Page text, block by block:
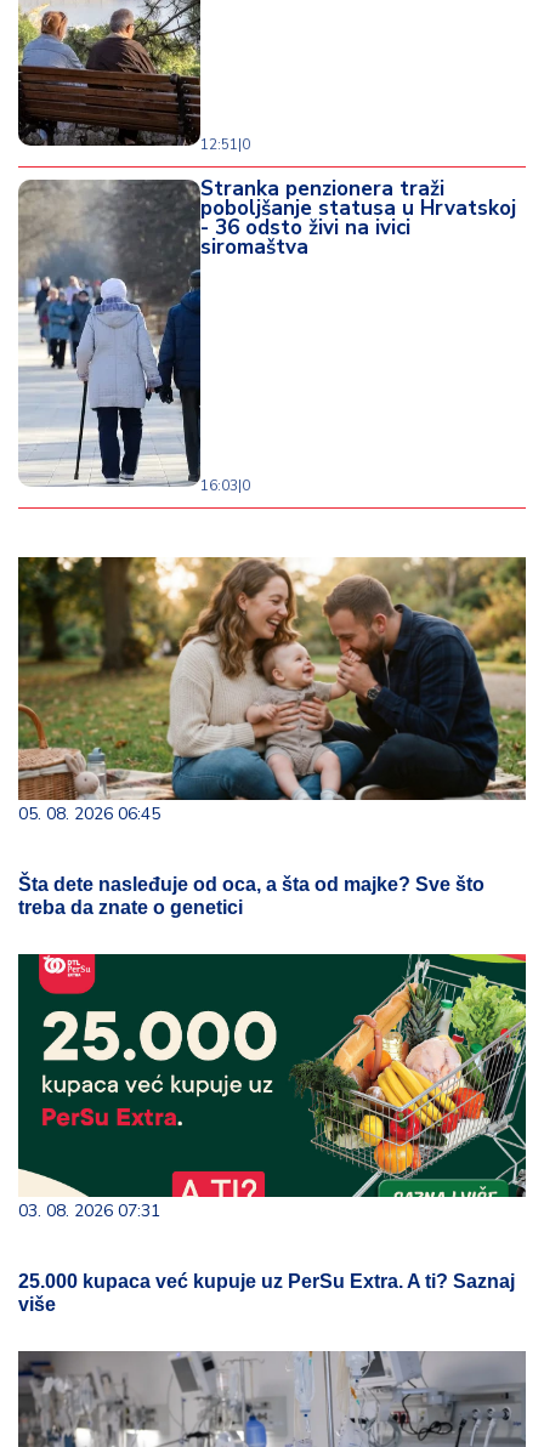
12:51|0
Stranka penzionera traži
poboljšanje statusa u Hrvatskoj
- 36 odsto živi na ivici
siromaštva
16:03|0
05. 08. 2026 06:45
Šta dete nasleđuje od oca, a šta od majke? Sve što
treba da znate o genetici
03. 08. 2026 07:31
25.000 kupaca već kupuje uz PerSu Extra. A ti? Saznaj
više